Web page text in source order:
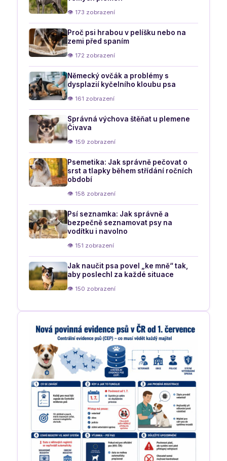
👁 173 zobrazení
Proč psi hrabou v pelíšku nebo na
zemi před spaním
👁 172 zobrazení
Německý ovčák a problémy s
dysplazií kyčelního kloubu psa
👁 161 zobrazení
Správná výchova štěňat u plemene
Čivava
👁 159 zobrazení
Psemetika: Jak správně pečovat o
srst a tlapky během střídání ročních
období
👁 158 zobrazení
Psí seznamka: Jak správně a
bezpečně seznamovat psy na
vodítku i navolno
👁 151 zobrazení
Jak naučit psa povel „ke mně“ tak,
aby poslechl za každé situace
👁 150 zobrazení